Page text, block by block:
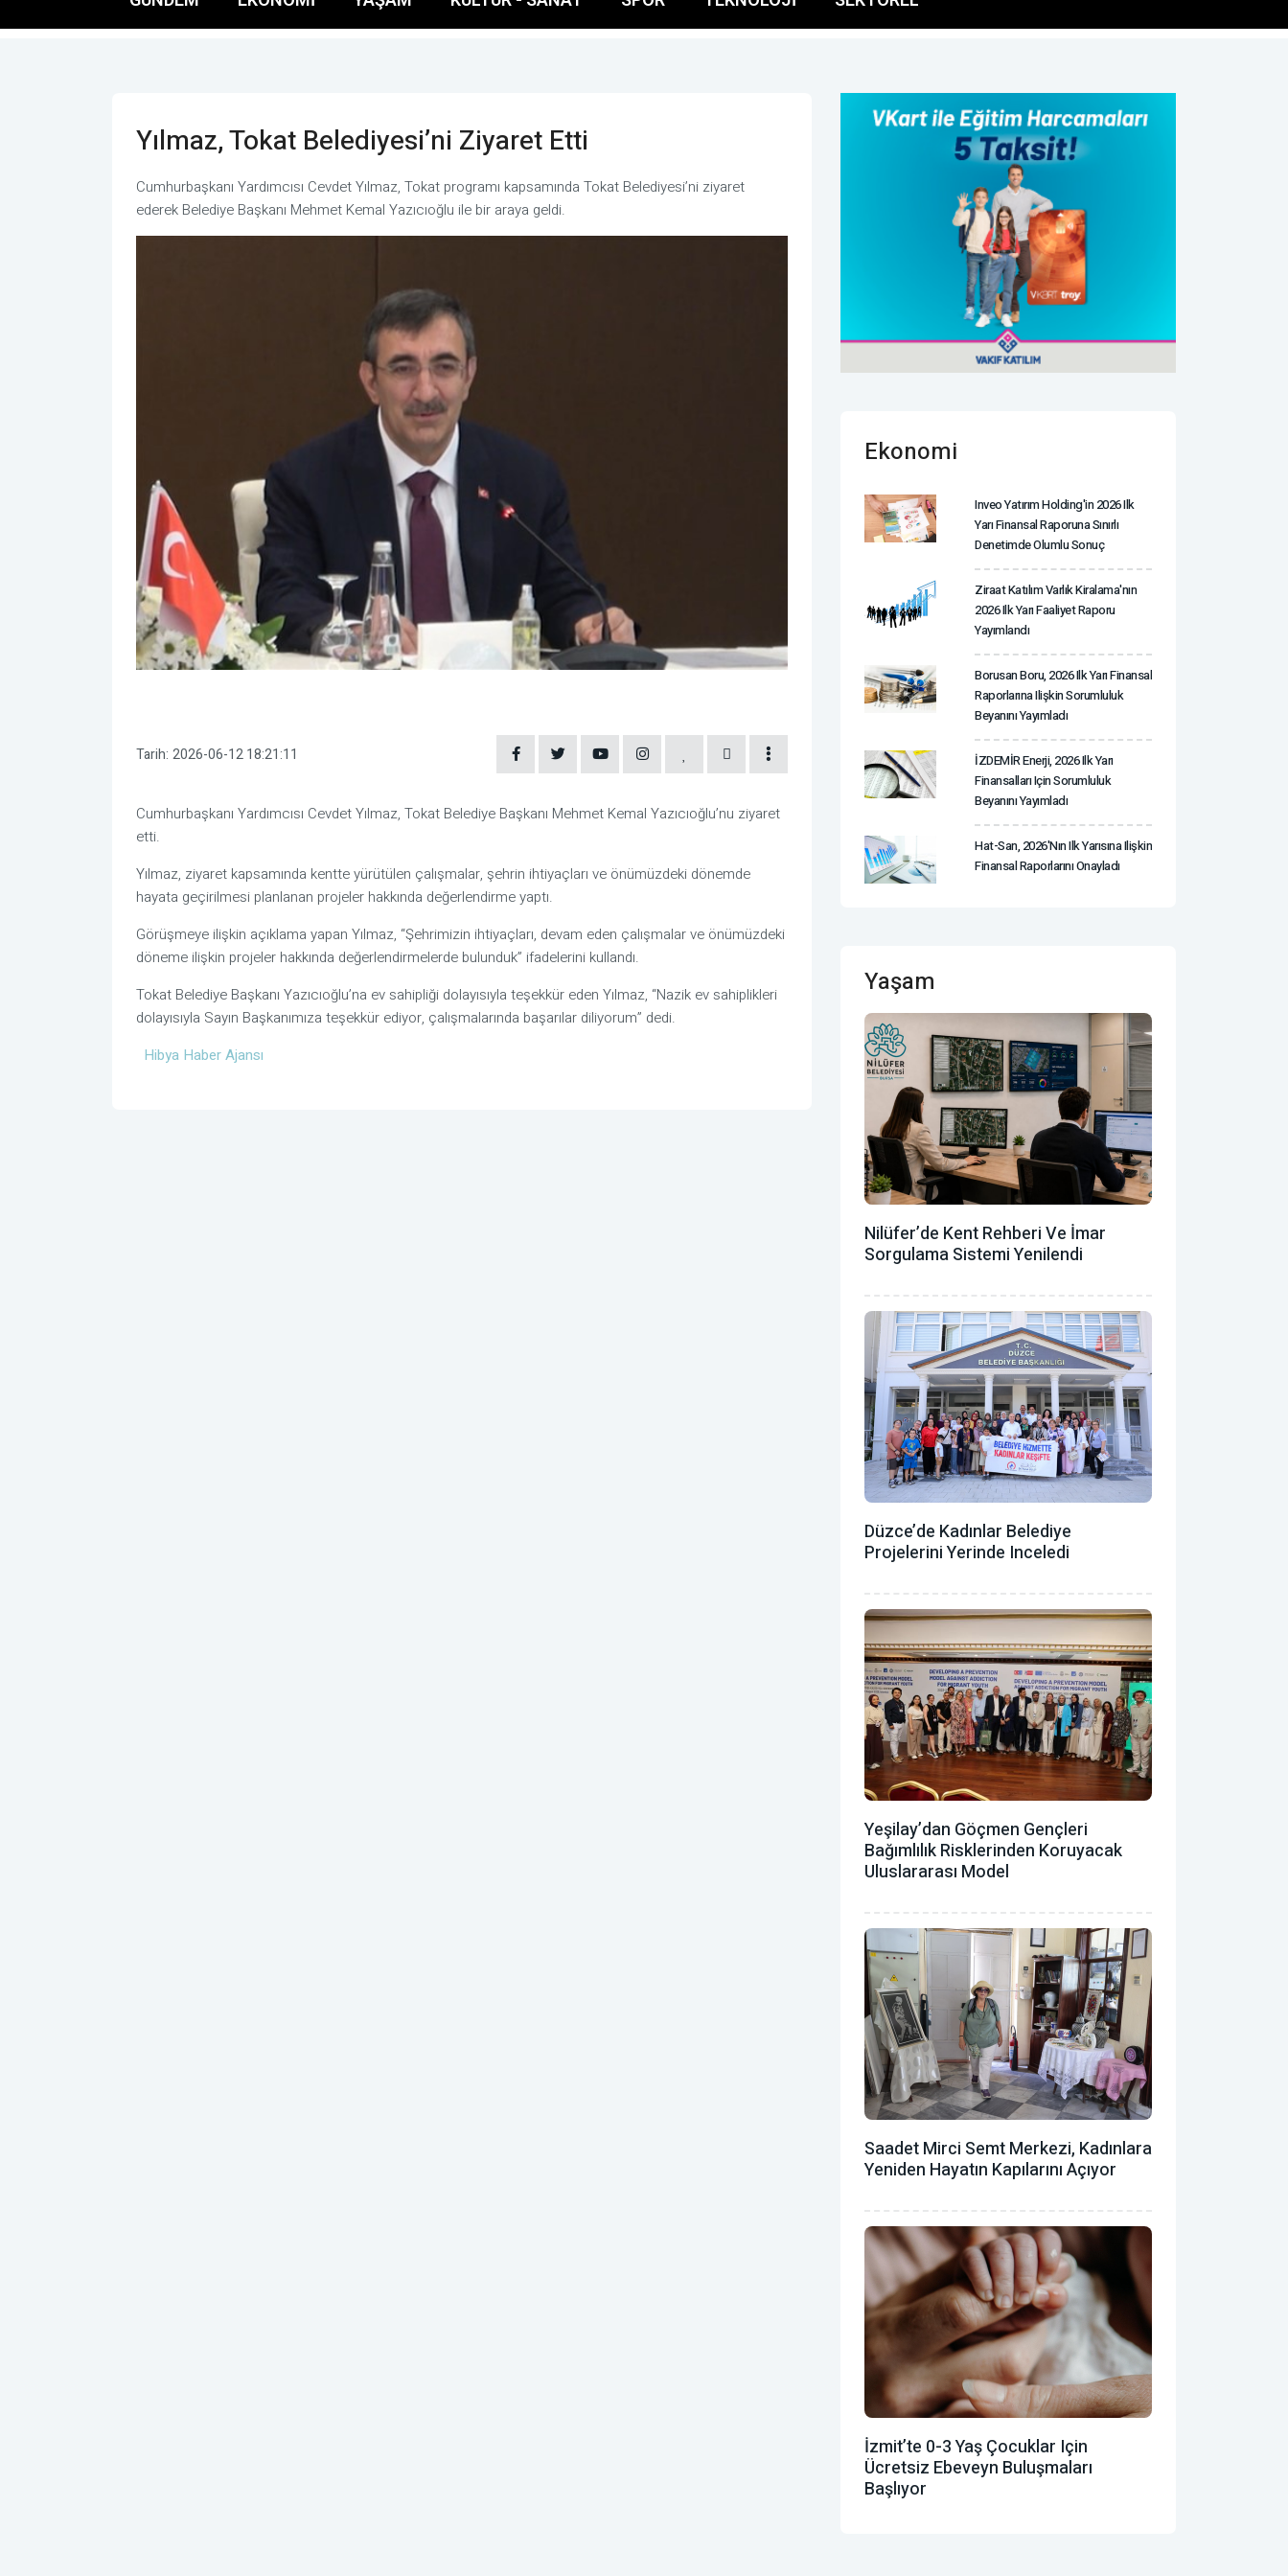
Yılmaz, Tokat Belediyesi’ni Ziyaret Etti
Cumhurbaşkanı Yardımcısı Cevdet Yılmaz, Tokat programı kapsamında Tokat Belediyesi’ni ziyaret
ederek Belediye Başkanı Mehmet Kemal Yazıcıoğlu ile bir araya geldi.
Tarih: 2026-06-12 18:21:11
Cumhurbaşkanı Yardımcısı Cevdet Yılmaz, Tokat Belediye Başkanı Mehmet Kemal Yazıcıoğlu’nu ziyaret
etti.
Yılmaz, ziyaret kapsamında kentte yürütülen çalışmalar, şehrin ihtiyaçları ve önümüzdeki dönemde
hayata geçirilmesi planlanan projeler hakkında değerlendirme yaptı.
Görüşmeye ilişkin açıklama yapan Yılmaz, “Şehrimizin ihtiyaçları, devam eden çalışmalar ve önümüzdeki
döneme ilişkin projeler hakkında değerlendirmelerde bulunduk” ifadelerini kullandı.
Tokat Belediye Başkanı Yazıcıoğlu’na ev sahipliği dolayısıyla teşekkür eden Yılmaz, “Nazik ev sahiplikleri
dolayısıyla Sayın Başkanımıza teşekkür ediyor, çalışmalarında başarılar diliyorum” dedi.
Hibya Haber Ajansı
Ekonomi
Inveo Yatırım Holding'in 2026 Ilk
Yarı Finansal Raporuna Sınırlı
Denetimde Olumlu Sonuç
Ziraat Katılım Varlık Kiralama'nın
2026 Ilk Yarı Faaliyet Raporu
Yayımlandı
Borusan Boru, 2026 Ilk Yarı Finansal
Raporlarına Ilişkin Sorumluluk
Beyanını Yayımladı
İZDEMİR Enerji, 2026 Ilk Yarı
Finansalları Için Sorumluluk
Beyanını Yayımladı
Hat-San, 2026'nın Ilk Yarısına Ilişkin
Finansal Raporlarını Onayladı
Yaşam
Nilüfer’de Kent Rehberi Ve İmar
Sorgulama Sistemi Yenilendi
Düzce’de Kadınlar Belediye
Projelerini Yerinde Inceledi
Yeşilay’dan Göçmen Gençleri
Bağımlılık Risklerinden Koruyacak
Uluslararası Model
Saadet Mirci Semt Merkezi, Kadınlara
Yeniden Hayatın Kapılarını Açıyor
İzmit’te 0-3 Yaş Çocuklar Için
Ücretsiz Ebeveyn Buluşmaları
Başlıyor